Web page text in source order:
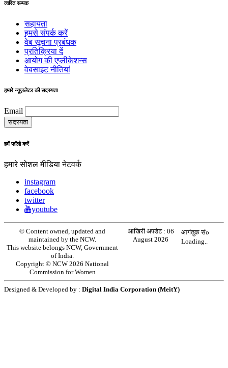
त्वरित सम्पक
सहायता
हमसे संपर्क करें
वेब सूचना प्रबंधक
प्रतिक्रिया दें
आयोग की एप्लीकेशन्स
वेबसाइट नीतियां
हमारे न्यूज़लेटर की सदस्यता
Email
हमें फॉलो करें
हमारे सोशल मीडिया नेटवर्क
instagram
facebook
twitter
youtube
© Content owned, updated and
maintained by the NCW.
This website belongs NCW, Government
of India.
Copyright © NCW 2026 National
Commission for Women
आखिरी अपडेट : 06
August 2026
आगंतुक संo
Loading..
Designed & Developed by : Digital India Corporation (MeitY)